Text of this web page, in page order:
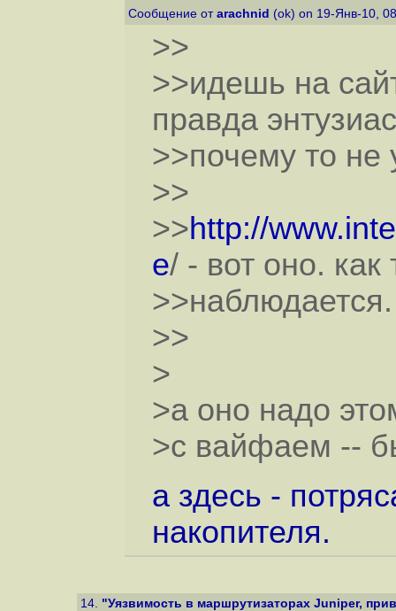
Сообщение от arachnid (ok) on 19-Янв-10,
>>
>>идешь на
правда
>>почему то не
>>
>>http://
e/ - вот оно. как
>>наблюдается.
>>
>
>а оно надо
>с вайфаем --
а здесь -
накопителя.
14. "Уязвимость в маршрутизаторах Juniper,